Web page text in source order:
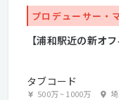
プロデューサー・
【浦和駅近の新オ
タブコード
500万~1000万